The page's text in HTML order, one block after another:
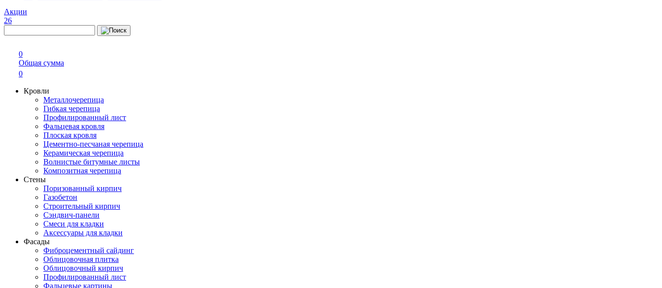
Акции
26
0
Общая сумма
0
Кровли
Металлочерепица
Гибкая черепица
Профилированный лист
Фальцевая кровля
Плоская кровля
Цементно-песчаная черепица
Керамическая черепица
Волнистые битумные листы
Композитная черепица
Стены
Поризованный кирпич
Газобетон
Строительный кирпич
Сэндвич-панели
Смеси для кладки
Аксессуары для кладки
Фасады
Фиброцементный сайдинг
Облицовочная плитка
Облицовочный кирпич
Профилированный лист
Фальцевые картины